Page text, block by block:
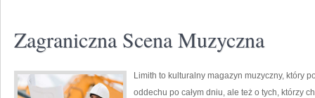
Zagraniczna Scena Muzyczna
Limith to kulturalny magazyn muzyczny, który
oddechu po całym dniu, ale też o tych, którzy